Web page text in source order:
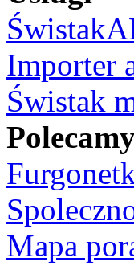
Importer
Świstak
Mapa